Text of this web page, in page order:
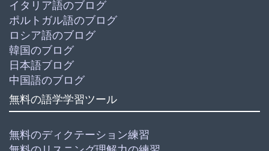
イタリア語のブログ
ポルトガル語のブログ
ロシア語のブログ
韓国のブログ
日本語ブログ
中国語のブログ
無料の語学学習ツール
無料のディクテーション練習